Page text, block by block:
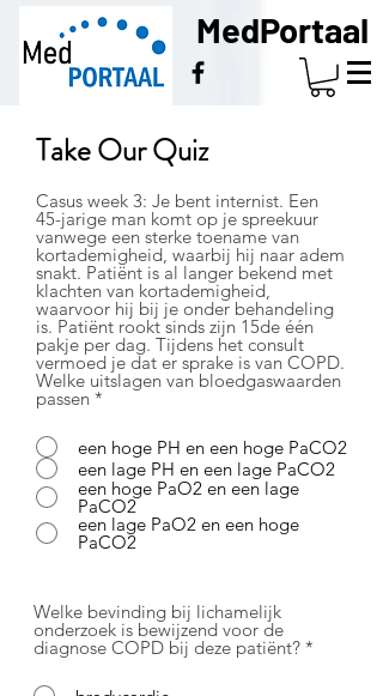
MedPortaal
Take Our Quiz
Casus week 3: Je bent internist. Een
45-jarige man komt op je spreekuur
vanwege een sterke toename van
kortademigheid, waarbij hij naar adem
snakt. Patiënt is al langer bekend met
klachten van kortademigheid,
waarvoor hij bij je onder behandeling
is. Patiënt rookt sinds zijn 15de één
pakje per dag. Tijdens het consult
vermoed je dat er sprake is van COPD.
Welke uitslagen van bloedgaswaarden
passen *
een hoge PH en een hoge PaCO2
een lage PH en een lage PaCO2
een hoge PaO2 en een lage
PaCO2
een lage PaO2 en een hoge
PaCO2
Welke bevinding bij lichamelijk
onderzoek is bewijzend voor de
diagnose COPD bij deze patiënt? *